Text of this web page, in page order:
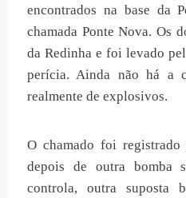
encontrados na base da
chamada Ponte Nova. Os
da Redinha e foi levado
perícia. Ainda não há a
realmente de explosivos.
O chamado foi
depois de outra bomba
controla, outra suposta